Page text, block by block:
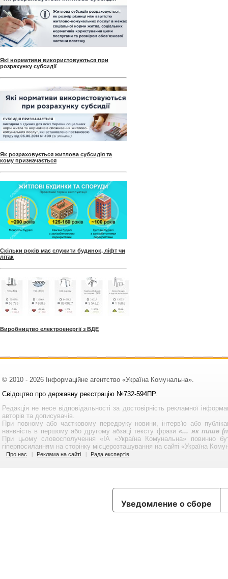
Які нормативи використовуються при
розрахунку субсидії
Як розраховується житлова субсидія та
кому призначається
Скільки років має служити будинок, ліфт чи
літак
Виробництво електроенергії з ВДЕ
© 2010 - 2026 Інформаційне агентство «Україна Комунальна».
Свідоцтво про державну реєстрацію №732-594ПР.
Редакція не несе відповідальності за достовірність рекламної
авторів та дописувачів.
При повному або частковому передруку новини, інтерв'ю або
наявність в першому або другому абзаці тексту фрази«... як пише
При цьому словосполучення «ІА «Україна Комунальна» повинно
гіперпосиланням на сторінку місцерозташування на сайті «Україна
Про нас Реклама на сайті Рада експертів
Уведомление о сборе